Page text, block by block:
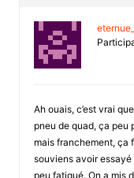
Ah ouais, c’est vrai
pneu de quad, ça peu
mais franchement, ça
souviens avoir
peu fatigué. On a mis